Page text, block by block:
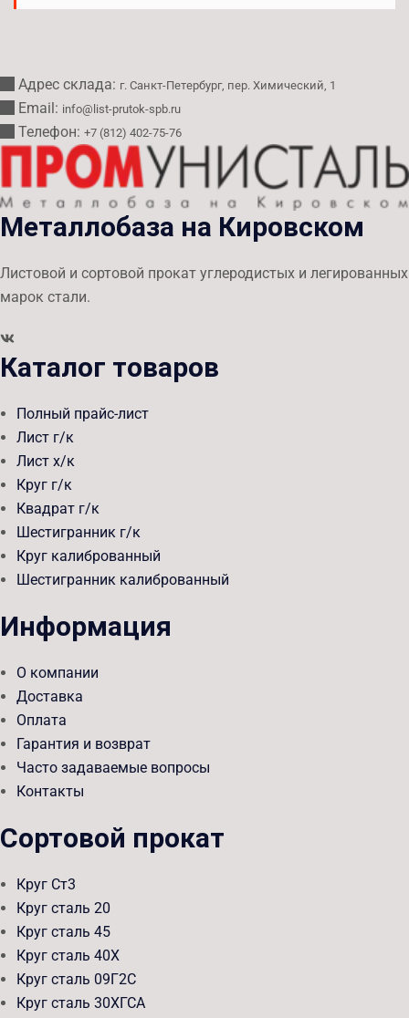
Адрес склада: г. Санкт-Петербург, пер. Химический, 1
Email: info@list-prutok-spb.ru
Телефон: +7 (812) 402-75-76
Металлобаза на Кировском
Листовой и сортовой прокат углеродистых и легированных
марок стали.
Каталог товаров
Полный прайс-лист
Лист г/к
Лист х/к
Круг г/к
Квадрат г/к
Шестигранник г/к
Круг калиброванный
Шестигранник калиброванный
Информация
О компании
Доставка
Оплата
Гарантия и возврат
Часто задаваемые вопросы
Контакты
Сортовой прокат
Круг Ст3
Круг сталь 20
Круг сталь 45
Круг сталь 40Х
Круг сталь 09Г2С
Круг сталь 30ХГСА